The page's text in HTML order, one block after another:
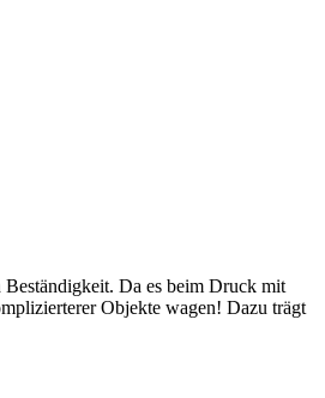
Da es beim Druck mit
Objekte wagen! Dazu trägt